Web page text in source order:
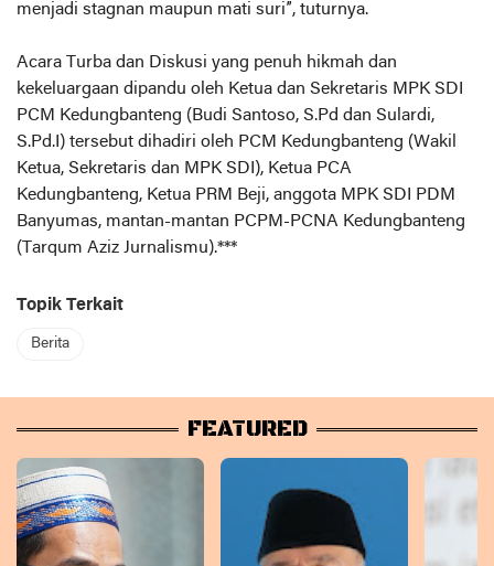
menjadi stagnan maupun mati suri”, tuturnya.
Acara Turba dan Diskusi yang penuh hikmah dan
kekeluargaan dipandu oleh Ketua dan Sekretaris MPK SDI
PCM Kedungbanteng (Budi Santoso, S.Pd dan Sulardi,
S.Pd.I) tersebut dihadiri oleh PCM Kedungbanteng (Wakil
Ketua, Sekretaris dan MPK SDI), Ketua PCA
Kedungbanteng, Ketua PRM Beji, anggota MPK SDI PDM
Banyumas, mantan-mantan PCPM-PCNA Kedungbanteng
(Tarqum Aziz Jurnalismu).***
Topik Terkait
Berita
FEATURED